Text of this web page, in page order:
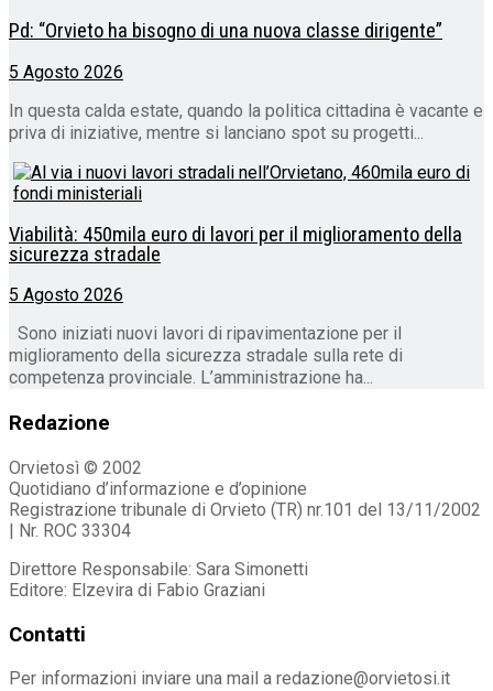
Pd: “Orvieto ha bisogno di una nuova classe dirigente”
5 Agosto 2026
In questa calda estate, quando la politica cittadina è vacante e
priva di iniziative, mentre si lanciano spot su progetti...
Viabilità: 450mila euro di lavori per il miglioramento della
sicurezza stradale
5 Agosto 2026
Sono iniziati nuovi lavori di ripavimentazione per il
miglioramento della sicurezza stradale sulla rete di
competenza provinciale. L’amministrazione ha...
Redazione
Orvietosì © 2002
Quotidiano d’informazione e d’opinione
Registrazione tribunale di Orvieto (TR) nr.101 del 13/11/2002
| Nr. ROC 33304
Direttore Responsabile: Sara Simonetti
Editore: Elzevira di Fabio Graziani
Contatti
Per informazioni inviare una mail a redazione@orvietosi.it